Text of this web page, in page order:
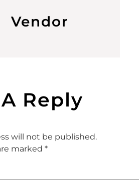
Vendor
Reply
will not be published.
marked *